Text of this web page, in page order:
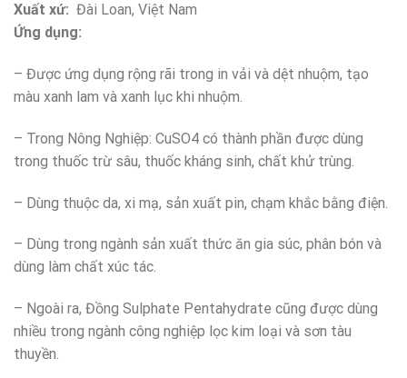
Xuất xứ: Đài Loan, Việt Nam
Ứng dụng:
– Được ứng dụng rộng rãi trong in vải và dệt nhuộm, tạo
màu xanh lam và xanh lục khi nhuộm.
– Trong Nông Nghiệp: CuSO4 có thành phần được dùng
trong thuốc trừ sâu, thuốc kháng sinh, chất khử trùng.
– Dùng thuộc da, xi mạ, sản xuất pin, chạm khắc bằng điện.
– Dùng trong ngành sản xuất thức ăn gia súc, phân bón và
dùng làm chất xúc tác.
– Ngoài ra, Đồng Sulphate Pentahydrate cũng được dùng
nhiều trong ngành công nghiệp lọc kim loại và sơn tàu
thuyền.